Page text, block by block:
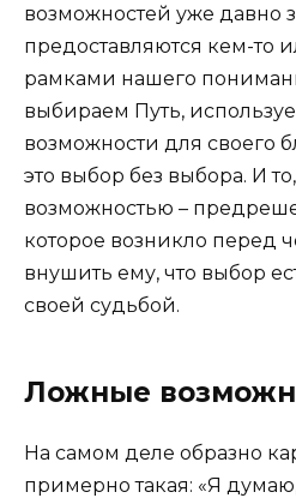
возможностей уже давно
предоставляются кем-то
рамками нашего
выбираем Путь,
возможности для своего
это выбор без выбора. И
возможностью –
которое возникло перед
внушить ему, что выбор
своей судьбой.
Ложные
На самом деле образно
примерно такая: «Я